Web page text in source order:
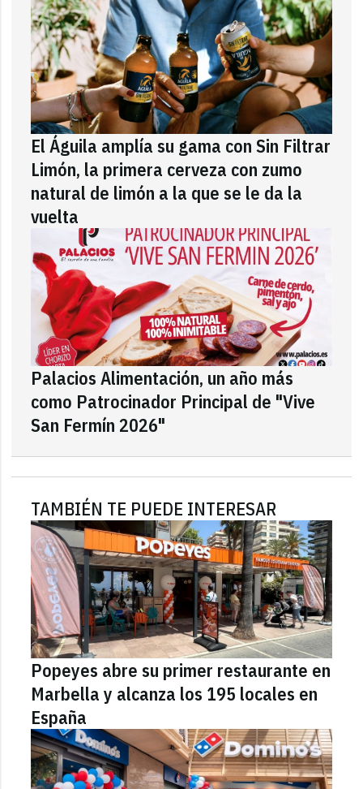
El Águila amplía su gama con Sin Filtrar
Limón, la primera cerveza con zumo
natural de limón a la que se le da la
vuelta
Palacios Alimentación, un año más
como Patrocinador Principal de "Vive
San Fermín 2026"
TAMBIÉN TE PUEDE INTERESAR
Popeyes abre su primer restaurante en
Marbella y alcanza los 195 locales en
España